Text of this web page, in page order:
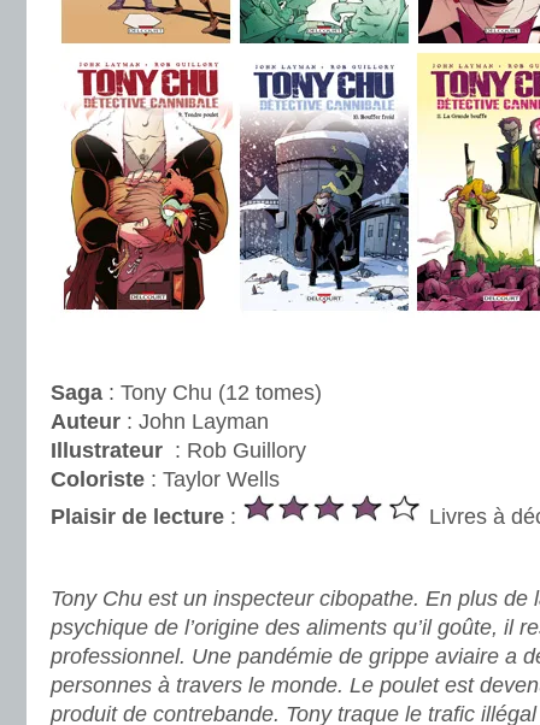
Saga : Tony Chu (12 tomes)
Auteur : John Layman
Illustrateur : Rob Guillory
Coloriste : Taylor Wells
Plaisir de lecture :
Livres à
Tony Chu est un inspecteur cibopathe. En plus de
psychique de l’origine des aliments qu’il goûte, il
professionnel. Une pandémie de grippe aviaire a
personnes à travers le monde. Le poulet est
produit de contrebande. Tony traque le trafic